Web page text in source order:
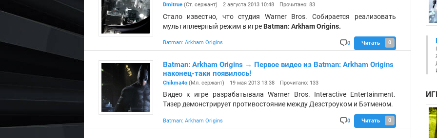
Dmitrue(Ст. сержант) 2 августа 2013 10:48 Прочитано: 83
Стало известно, что студия Warner Bros. Собирается реализовать
мультиплеерный режим в игре Batman: Arkham Origins.
Читать
0
Ко
ен
та
0
Batman: Arkham Origins
Batman: Arkham Origins → Первое видео из Batman: Arkham Origins
наконец-таки появилось!
Chikma4o(Мл. сержант) 19 мая 2013 13:38 Прочитано: 133
Видео к игре разрабатывала Warner Bros. Interactive Entertainment.
Тизер демонстрирует противостояние между Дезстроуком и Бэтменом.
Читать
0
Ко
0
Batman: Arkham Origins